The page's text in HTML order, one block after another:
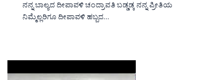
ನನ್ನ ಬಾಲ್ಯದ ದೀಪಾವಳಿ ಚಂದ್ರಾವತಿ ಬಡ್ಡಡ್ಕ ನನ್ನ ಪ್ರೀತಿಯ
ನಿಮ್ಮೆಲ್ಲರಿಗೂ ದೀಪಾವಳಿ ಹಬ್ಬದ…